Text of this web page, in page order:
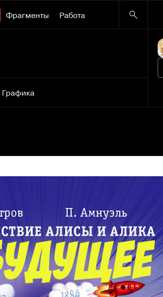
Фрагменты Работа
Графика